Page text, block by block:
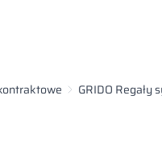
GRIDO Regały